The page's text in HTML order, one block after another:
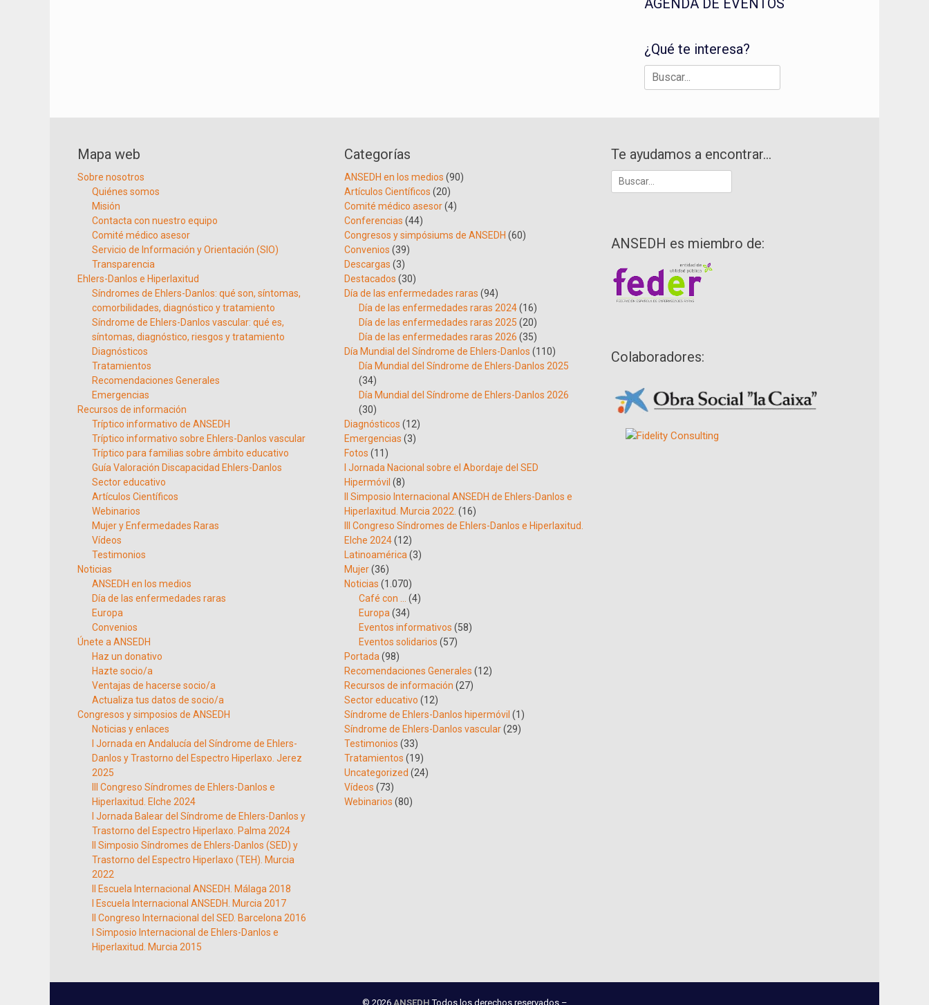
AGENDA DE EVENTOS
¿Qué te interesa?
Buscar:
Mapa web
Sobre nosotros
Quiénes somos
Misión
Contacta con nuestro equipo
Comité médico asesor
Servicio de Información y Orientación (SIO)
Transparencia
Ehlers-Danlos e Hiperlaxitud
Síndromes de Ehlers-Danlos: qué son, síntomas,
comorbilidades, diagnóstico y tratamiento
Síndrome de Ehlers-Danlos vascular: qué es,
síntomas, diagnóstico, riesgos y tratamiento
Diagnósticos
Tratamientos
Recomendaciones Generales
Emergencias
Recursos de información
Tríptico informativo de ANSEDH
Tríptico informativo sobre Ehlers-Danlos vascular
Tríptico para familias sobre ámbito educativo
Guía Valoración Discapacidad Ehlers-Danlos
Sector educativo
Artículos Científicos
Webinarios
Mujer y Enfermedades Raras
Vídeos
Testimonios
Noticias
ANSEDH en los medios
Día de las enfermedades raras
Europa
Convenios
Únete a ANSEDH
Haz un donativo
Hazte socio/a
Ventajas de hacerse socio/a
Actualiza tus datos de socio/a
Congresos y simposios de ANSEDH
Noticias y enlaces
I Jornada en Andalucía del Síndrome de Ehlers-
Danlos y Trastorno del Espectro Hiperlaxo. Jerez
2025
III Congreso Síndromes de Ehlers-Danlos e
Hiperlaxitud. Elche 2024
I Jornada Balear del Síndrome de Ehlers-Danlos y
Trastorno del Espectro Hiperlaxo. Palma 2024
II Simposio Síndromes de Ehlers-Danlos (SED) y
Trastorno del Espectro Hiperlaxo (TEH). Murcia
2022
II Escuela Internacional ANSEDH. Málaga 2018
I Escuela Internacional ANSEDH. Murcia 2017
II Congreso Internacional del SED. Barcelona 2016
I Simposio Internacional de Ehlers-Danlos e
Hiperlaxitud. Murcia 2015
Categorías
ANSEDH en los medios (90)
Artículos Científicos (20)
Comité médico asesor(4)
Conferencias (44)
Congresos y simpósiums de ANSEDH (60)
Convenios (39)
Descargas (3)
Destacados (30)
Día de las enfermedades raras (94)
Día de las enfermedades raras 2024(16)
Día de las enfermedades raras 2025 (20)
Día de las enfermedades raras 2026 (35)
Día Mundial del Síndrome de Ehlers-Danlos (110)
Día Mundial del Síndrome de Ehlers-Danlos 2025
(34)
Día Mundial del Síndrome de Ehlers-Danlos 2026
(30)
Diagnósticos (12)
Emergencias (3)
Fotos (11)
I Jornada Nacional sobre el Abordaje del SED
Hipermóvil (8)
II Simposio Internacional ANSEDH de Ehlers-Danlos e
Hiperlaxitud. Murcia 2022. (16)
III Congreso Síndromes de Ehlers-Danlos e Hiperlaxitud.
Elche 2024(12)
Latinoamérica (3)
Mujer(36)
Noticias (1.070)
Café con …
(4)
Europa (34)
Eventos informativos (58)
Eventos solidarios (57)
Portada (98)
Recomendaciones Generales (12)
Recursos de información (27)
Sector educativo (12)
Síndrome de Ehlers-Danlos hipermóvil (1)
Síndrome de Ehlers-Danlos vascular(29)
Testimonios (33)
Tratamientos (19)
Uncategorized (24)
Vídeos (73)
Webinarios (80)
Te ayudamos a encontrar…
Buscar:
ANSEDH es miembro de:
Colaboradores:
© 2026 ANSEDH Todos los derechos reservados –